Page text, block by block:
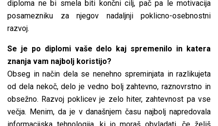
diploma ne bi smela biti končni cilj, pač pa le motivacija
posamezniku za njegov nadaljnji poklicno-osebnostni
razvoj.
Se je po diplomi vaše delo kaj spremenilo in katera
znanja vam najbolj koristijo?
Obseg in način dela se nenehno spreminjata in razlikujeta
od dela nekoč, delo je vedno bolj zahtevno, raznovrstno in
obsežno. Razvoj poklicev je zelo hiter, zahtevnost pa vse
večja. Menim, da je v današnjem času najbolj napredovala